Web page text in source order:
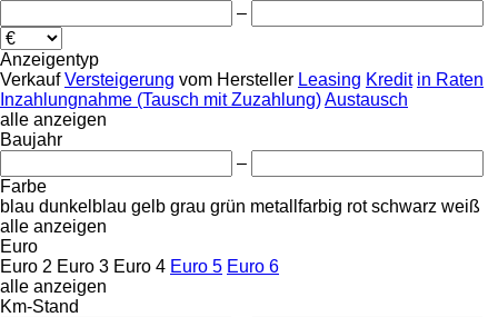
–
Anzeigentyp
Verkauf Versteigerung vom Hersteller Leasing Kredit in Raten
Inzahlungnahme (Tausch mit Zuzahlung)Austausch
alle anzeigen
Baujahr
–
Farbe
blau dunkelblau gelb grau grün metallfarbig rot schwarz weiß
alle anzeigen
Euro
Euro 2 Euro 3 Euro 4 Euro 5 Euro 6
alle anzeigen
Km-Stand